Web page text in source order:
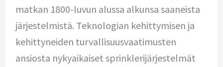
matkan 1800-luvun alussa alkunsa saaneista
järjestelmistä. Teknologian kehittymisen ja
kehittyneiden turvallisuusvaatimusten
ansiosta nykyaikaiset sprinklerijärjestelmät